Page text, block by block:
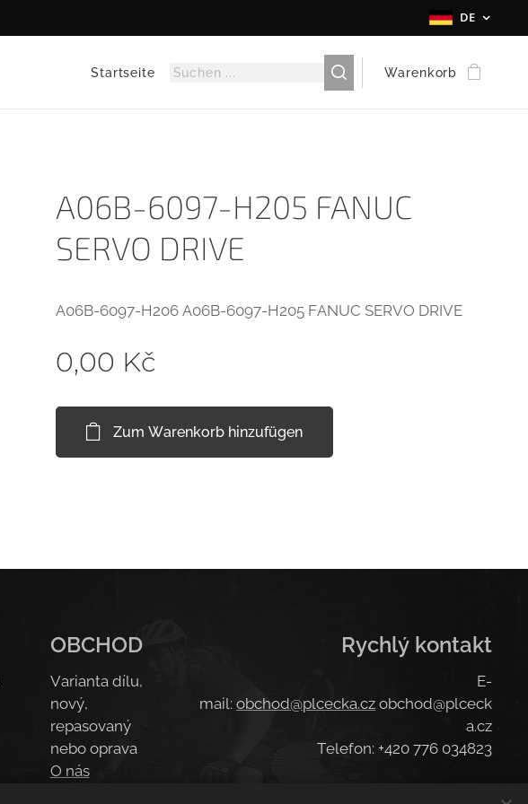
DE
Startseite Warenkorb
A06B-6097-H205 FANUC
SERVO DRIVE
A06B-6097-H206 A06B-6097-H205 FANUC SERVO DRIVE
0,00 Kč
Zum Warenkorb hinzufügen
OBCHOD
Varianta dílu,
nový,
repasovaný
nebo oprava
O nás
Rychlý kontakt
E-
mail: obchod@plcecka.czobchod@plceck
a.cz
Telefon: +420 776 034823